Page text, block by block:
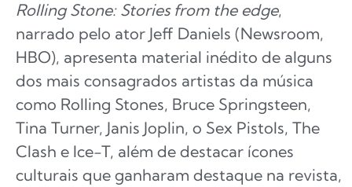
Rolling Stone: Stories from the edge,
narrado pelo ator Jeff Daniels (Newsroom,
HBO), apresenta material inédito de alguns
dos mais consagrados artistas da música
como Rolling Stones, Bruce Springsteen,
Tina Turner, Janis Joplin, o Sex Pistols, The
Clash e Ice-T, além de destacar ícones
culturais que ganharam destaque na revista,